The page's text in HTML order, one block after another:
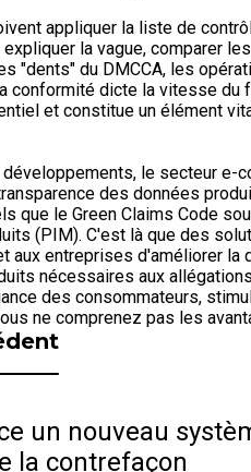
appliquer la liste de
la vague, comparer
"dents" du DMCCA, les
conformité dicte la vitesse du
et constitue un élément
développements, le secteur e-
des données
que le Green Claims Code
(PIM). C'est là que des
aux entreprises d'améliorer
nécessaires aux
des consommateurs,
ne comprenez pas les
un nouveau
la contrefaçon